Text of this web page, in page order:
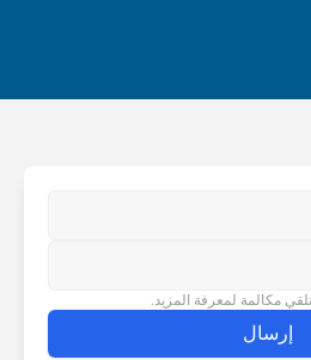
Enter
مكالمة لمعرفة المزيد.
إرسال